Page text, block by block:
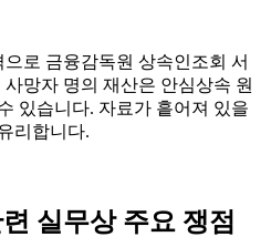
로 금융감독원 상속인조회 서
망자 명의 재산은 안심상속 원
있습니다. 자료가 흩어져 있을
리합니다.
실무상 주요 쟁점